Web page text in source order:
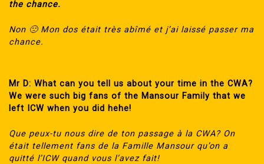
the chance.
Non 🙁 Mon dos était très abîmé et j’ai laissé passer ma
chance.
Mr D: What can you tell us about your time in the CWA?
We were such big fans of the Mansour Family that we
left ICW when you did hehe!
Que peux-tu nous dire de ton passage à la CWA? On
était tellement fans de la Famille Mansour qu’on a
quitté l’ICW quand vous l’avez fait!